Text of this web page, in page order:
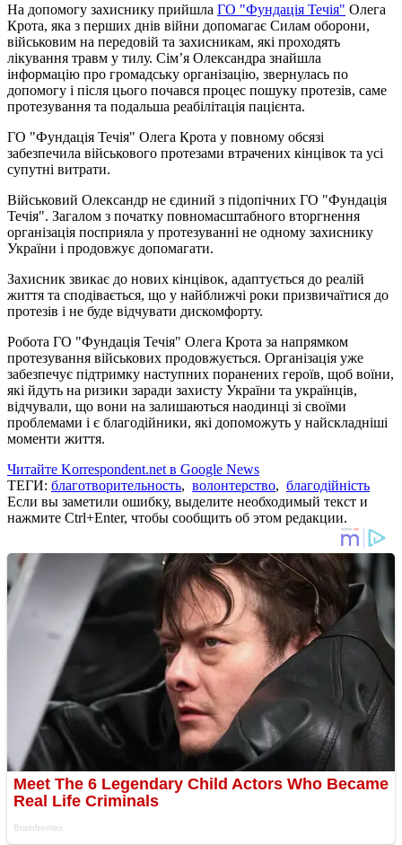
На допомогу захиснику прийшла ГО "Фундація Течія" Олега
Крота, яка з перших днів війни допомагає Силам оборони,
військовим на передовій та захисникам, які проходять
лікування травм у тилу. Сімʼя Олександра знайшла
інформацію про громадську організацію, звернулась по
допомогу і після цього почався процес пошуку протезів, саме
протезування та подальша реабілітація пацієнта.
ГО "Фундація Течія" Олега Крота у повному обсязі
забезпечила військового протезами втрачених кінцівок та усі
супутні витрати.
Військовий Олександр не єдиний з підопічних ГО "Фундація
Течія". Загалом з початку повномасштабного вторгнення
організація посприяла у протезуванні не одному захиснику
України і продовжує допомагати.
Захисник звикає до нових кінцівок, адаптується до реалій
життя та сподівається, що у найближчі роки призвичаїтися до
протезів і не буде відчувати дискомфорту.
Робота ГО "Фундація Течія" Олега Крота за напрямком
протезування військових продовжується. Організація уже
забезпечує підтримку наступних поранених героїв, щоб воїни,
які йдуть на ризики заради захисту України та українців,
відчували, що вони на залишаються наодинці зі своїми
проблемами і є благодійники, які допоможуть у найскладніші
моменти життя.
Читайте Korrespondent.net в Google News
ТЕГИ: благотворительность, волонтерство, благодійність
Если вы заметили ошибку, выделите необходимый текст и
нажмите Ctrl+Enter, чтобы сообщить об этом редакции.